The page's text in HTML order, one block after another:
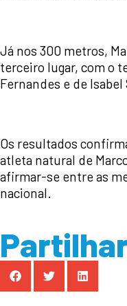
Já nos 300 metros,
terceiro lugar, com o
Fernandes e de
Os resultados
atleta natural de
afirmar-se entre as
nacional.